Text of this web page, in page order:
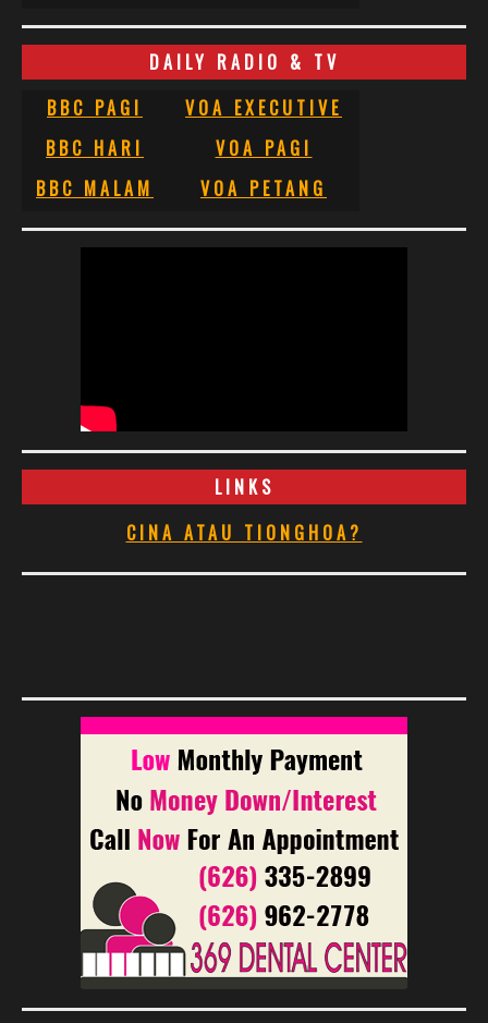
DAILY RADIO & TV
BBC PAGI
VOA EXECUTIVE
BBC HARI
VOA PAGI
BBC MALAM
VOA PETANG
LINKS
CINA ATAU TIONGHOA?